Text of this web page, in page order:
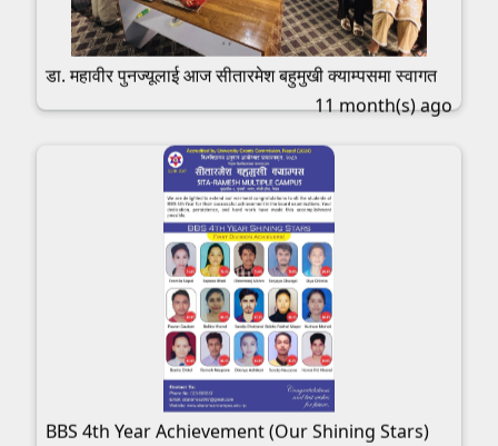
डा. महावीर पुनज्यूलाई आज सीतारमेश बहुमुखी क्याम्पसमा स्वागत
11 month(s) ago
BBS 4th Year Achievement (Our Shining Stars)